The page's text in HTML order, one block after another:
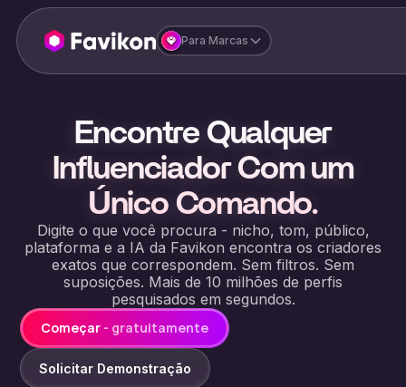
Para Marcas
Encontre Qualquer
Influenciador Com um
Único Comando.
Digite o que você procura - nicho, tom, público,
plataforma e a IA da Favikon encontra os criadores
exatos que correspondem. Sem filtros. Sem
suposições. Mais de 10 milhões de perfis
pesquisados em segundos.
Começar - gratuitamente
Solicitar Demonstração